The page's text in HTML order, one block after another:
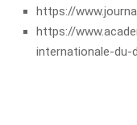
https://
https://
internationale-du-